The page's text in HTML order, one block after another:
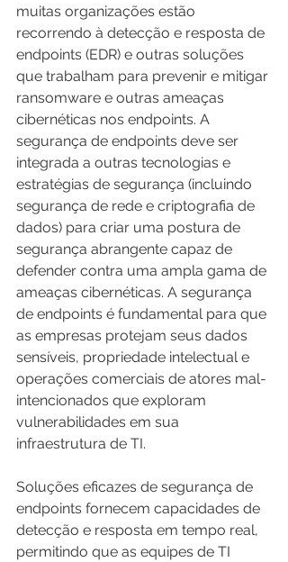
muitas organizações estão
recorrendo à detecção e resposta de
endpoints (EDR) e outras soluções
que trabalham para prevenir e mitigar
ransomware e outras ameaças
cibernéticas nos endpoints. A
segurança de endpoints deve ser
integrada a outras tecnologias e
estratégias de segurança (incluindo
segurança de rede e criptografia de
dados) para criar uma postura de
segurança abrangente capaz de
defender contra uma ampla gama de
ameaças cibernéticas. A segurança
de endpoints é fundamental para que
as empresas protejam seus dados
sensíveis, propriedade intelectual e
operações comerciais de atores mal-
intencionados que exploram
vulnerabilidades em sua
infraestrutura de TI.
Soluções eficazes de segurança de
endpoints fornecem capacidades de
detecção e resposta em tempo real,
permitindo que as equipes de TI